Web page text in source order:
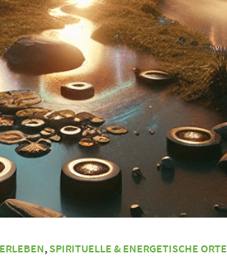
, SPIRITUELLE & ENERGETISCHE ORTE